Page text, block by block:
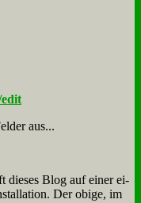
aus...
die­ses Blog auf ei­ner ei­
Der obi­ge, im